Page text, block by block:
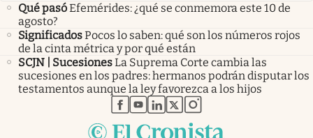
Qué pasóEfemérides: ¿qué se conmemora este 10 de
agosto?
SignificadosPocos lo saben: qué son los números rojos
de la cinta métrica y por qué están
SCJN | SucesionesLa Suprema Corte cambia las
sucesiones en los padres: hermanos podrán disputar los
testamentos aunque la ley favorezca a los hijos
abre en nueva pestaña
abre en nueva pestaña
abre en nueva pestaña
abre en nueva pestaña
abre en nueva pestaña